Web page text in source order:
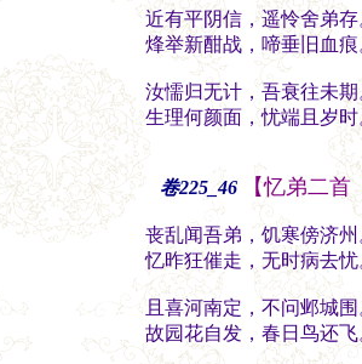
近有平阴信，遥怜舍弟
烽举新酣战，啼垂旧血
汝懦归无计，吾衰往未
生理何颜面，忧端且岁
卷225_46 【忆弟二
丧乱闻吾弟，饥寒傍济
忆昨狂催走，无时病去
且喜河南定，不问邺城
故园花自发，春日鸟还